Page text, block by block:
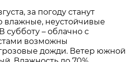
за погоду станут
влажные, неустойчивые
– облачно с
возможны
дожди. Ветер южной